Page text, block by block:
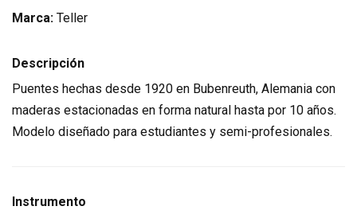
Marca: Teller
Descripción
Puentes hechas desde 1920 en Bubenreuth, Alemania con
maderas estacionadas en forma natural hasta por 10 años.
Modelo diseñado para estudiantes y semi-profesionales.
Instrumento